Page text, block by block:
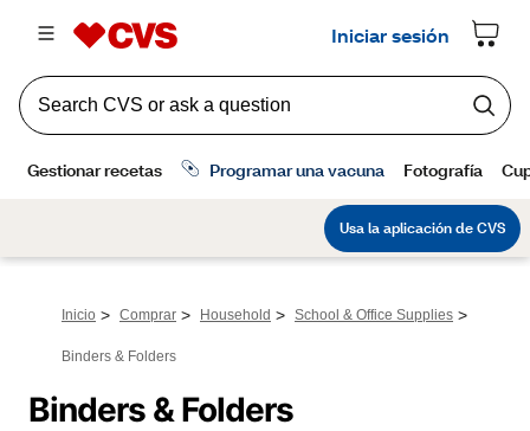
Inicio > Comprar > Household > School & Office Supplies >
Binders & Folders
Binders & Folders